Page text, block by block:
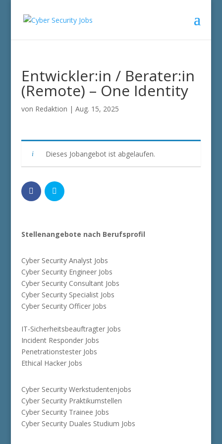
Entwickler:in / Berater:in
(Remote) – One Identity
von Redaktion | Aug. 15, 2025
Dieses Jobangebot ist abgelaufen.
Stellenangebote nach Berufsprofil
Cyber Security Analyst Jobs
Cyber Security Engineer Jobs
Cyber Security Consultant Jobs
Cyber Security Specialist Jobs
Cyber Security Officer Jobs
IT-Sicherheitsbeauftragter Jobs
Incident Responder Jobs
Penetrationstester Jobs
Ethical Hacker Jobs
Cyber Security Werkstudentenjobs
Cyber Security Praktikumstellen
Cyber Security Trainee Jobs
Cyber Security Duales Studium Jobs